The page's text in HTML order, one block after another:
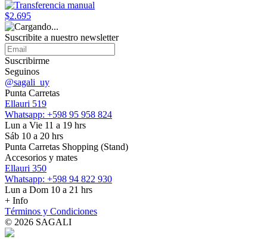
$2.695
Suscribite a nuestro newsletter
Suscribirme
Seguinos
@sagali_uy
Punta Carretas
Ellauri 519
Whatsapp: +598 95 958 824
Lun a Vie 11 a 19 hrs
Sáb 10 a 20 hrs
Punta Carretas Shopping (Stand)
Accesorios y mates
Ellauri 350
Whatsapp: +598 94 822 930
Lun a Dom 10 a 21 hrs
+ Info
Términos y Condiciones
© 2026 SAGALI